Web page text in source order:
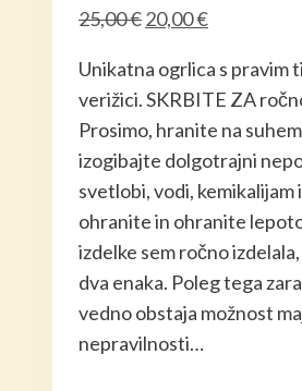
25,00€Izvirna
je
bila:
25,00 €.
20,00€Trenutna
je:
20,00 €.
Unikatna ogrlica s pravim
verižici. SKRBITE ZA
Prosimo, hranite na
izogibajte dolgotrajni
svetlobi, vodi, kemikalijam
ohranite in ohranite
izdelke sem ročno
dva enaka. Poleg tega
vedno obstaja možnost
nepravilnosti…